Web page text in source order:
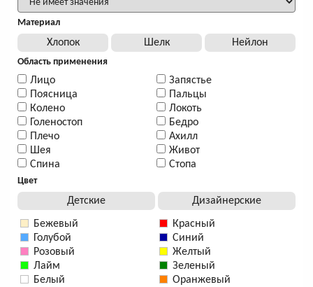
Материал
Хлопок Шелк Нейлон
Область применения
Лицо
Поясница
Колено
Голеностоп
Плечо
Шея
Спина
Запястье
Пальцы
Локоть
Бедро
Ахилл
Живот
Стопа
Цвет
Детские Дизайнерские
Бежевый
Голубой
Розовый
Лайм
Белый
Красный
Синий
Желтый
Зеленый
Оранжевый